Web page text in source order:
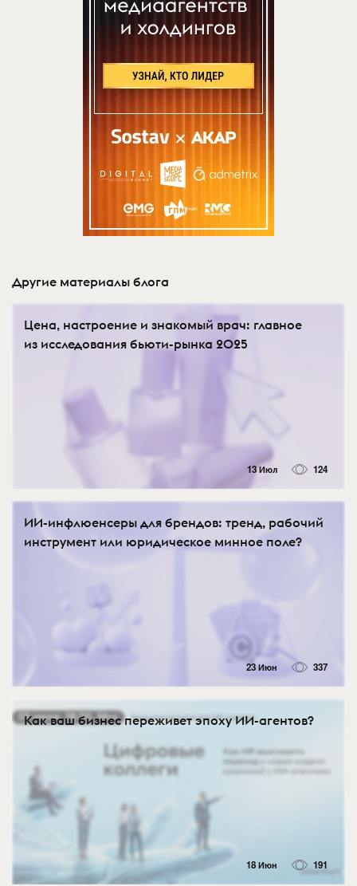
Другие материалы блога
Цена, настроение и знакомый врач: главное
из исследования бьюти-рынка 2025
13 Июл 124
ИИ-инфлюенсеры для брендов: тренд, рабочий
инструмент или юридическое минное поле?
23 Июн 337
Как ваш бизнес переживет эпоху ИИ-агентов?
18 Июн 191